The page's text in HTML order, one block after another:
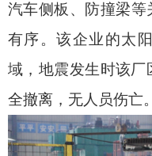
汽车侧板、防撞梁等
有序。该企业的太
域，地震发生时该厂
全撤离，无人员伤亡。